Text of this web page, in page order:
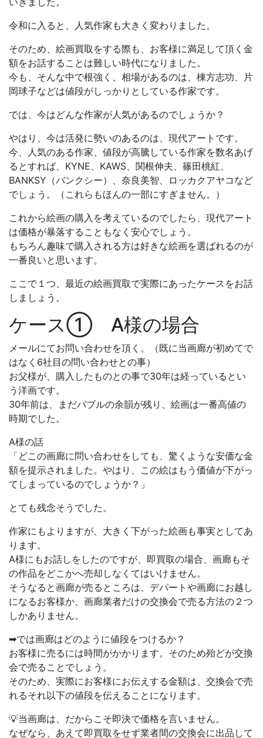
令和に入ると、人気作家も大きく変わりました。
そのため、絵画買取をする際も、お客様に満足して頂く金
額をお話することは難しい時代になりました。
今も、そんな中で根強く、相場があるのは、棟方志功、片
岡球子などは値段がしっかりとしている作家です。
では、今はどんな作家が人気があるのでしょうか？
やはり、今は活発に勢いのあるのは、現代アートです。
今、人気のある作家、値段が高騰している作家を数名あげ
るとすれば、KYNE、KAWS、関根伸夫、篠田桃紅、
BANKSY（バンクシー）、奈良美智、ロッカクアヤコなど
でしょう。（これらもほんの一部にすぎません。）
これから絵画の購入を考えているのでしたら、現代アート
は価格が暴落することもなく安心でしょう。
もちろん趣味で購入される方は好きな絵画を選ばれるのが
一番良いと思います。
ここで１つ、最近の絵画買取で実際にあったケースをお話
しましょう。
ケース① A様の場合
メールにてお問い合わせを頂く。（既に当画廊が初めてで
はなく6社目の問い合わせとの事）
お父様が、購入したものとの事で30年は経っているとい
う洋画です。
30年前は、まだバブルの余韻が残り、絵画は一番高値の
時期でした。
A様の話
「どこの画廊に問い合わせをしても、驚くような安価な金
額を提示されました。やはり、この絵はもう価値が下がっ
てしまっているのでしょうか？」
とても残念そうでした。
作家にもよりますが、大きく下がった絵画も事実としてあ
ります。
A様にもお話しをしたのですが、即買取の場合、画廊もそ
の作品をどこかへ売却しなくてはいけません。
そうなると画廊が売るところは、デパートや画廊にお越し
になるお客様か、画廊業者だけの交換会で売る方法の２つ
しかありません。
➡では画廊はどのように値段をつけるか？
お客様に売るには時間がかかります。そのため殆どが交換
会で売ることでしょう。
そのため、実際にお客様にお伝えする金額は、交換会で売
れるそれ以下の値段を伝えることになります。
💡当画廊は、だからこそ即決で価格を言いません。
なぜなら、あえて即買取をせず業者間の交換会に出品して